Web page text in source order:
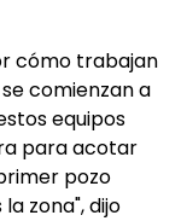
cómo trabajan
comienzan a
equipos
para acotar
pozo
zona", dijo